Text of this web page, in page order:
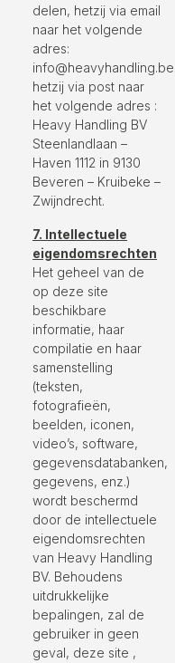
delen, hetzij via email
naar het volgende
adres:
hetzij via post naar
het volgende adres :
Heavy Handling BV
Steenlandlaan –
Haven 1112 in 9130
Beveren – Kruibeke –
Zwijndrecht.
7. Intellectuele
eigendomsrechten
Het geheel van de
op deze site
beschikbare
informatie, haar
compilatie en haar
samenstelling
(teksten,
fotografieën,
beelden, iconen,
video’s, software,
gegevensdatabanken,
gegevens, enz.)
wordt beschermd
door de intellectuele
eigendomsrechten
van Heavy Handling
BV. Behoudens
uitdrukkelijke
bepalingen, zal de
gebruiker in geen
geval, deze site ,